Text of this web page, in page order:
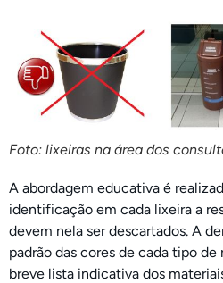
Foto: lixeiras na área dos
A abordagem educativa é
identificação em cada lixeira a
devem nela ser descartados. A
padrão das cores de cada tipo
breve lista indicativa dos